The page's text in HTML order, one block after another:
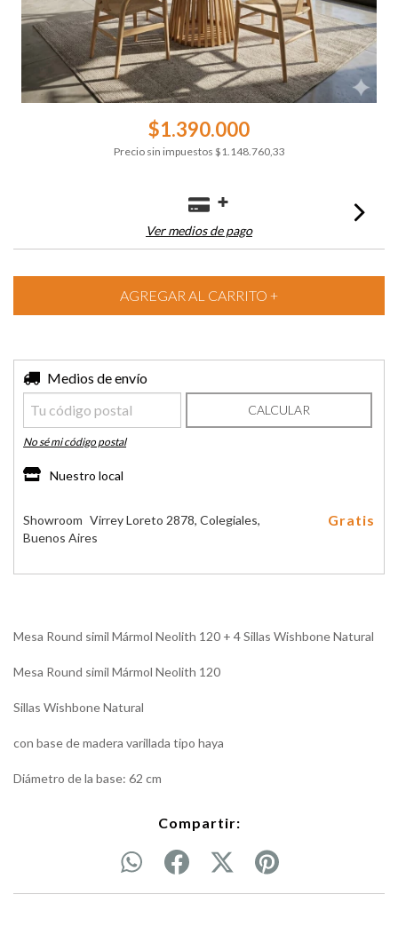
$1.390.000
Precio sin impuestos $1.148.760,33
Ver medios de pago
Entregas para el CP:
Medios de envío
CALCULAR
No sé mi código postal
Nuestro local
Showroom Virrey Loreto 2878, Colegiales,
Buenos Aires
Gratis
Mesa Round simil Mármol Neolith 120 + 4 Sillas Wishbone Natural
Mesa Round simil Mármol Neolith 120
Sillas Wishbone Natural
con base de madera varillada tipo haya
Diámetro de la base: 62 cm
Compartir: